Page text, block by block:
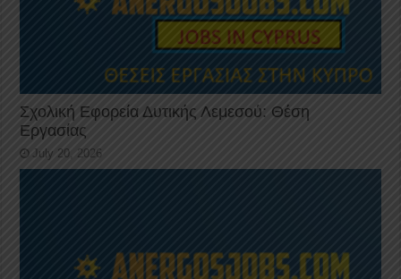
Σχολική Εφορεία Δυτικής Λεμεσού: Θέση
Εργασίας
July 20, 2026